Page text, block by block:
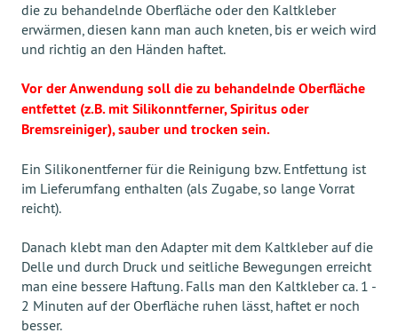
die zu behandelnde Oberfläche oder den Kaltkleber
erwärmen, diesen kann man auch kneten, bis er weich wird
und richtig an den Händen haftet.
Vor der Anwendung soll die zu behandelnde Oberfläche
entfettet (z.B. mit Silikonntferner, Spiritus oder
Bremsreiniger), sauber und trocken sein.
Ein Silikonentferner für die Reinigung bzw. Entfettung ist
im Lieferumfang enthalten (als Zugabe, so lange Vorrat
reicht).
Danach klebt man den Adapter mit dem Kaltkleber auf die
Delle und durch Druck und seitliche Bewegungen erreicht
man eine bessere Haftung. Falls man den Kaltkleber ca. 1 -
2 Minuten auf der Oberfläche ruhen lässt, haftet er noch
besser.